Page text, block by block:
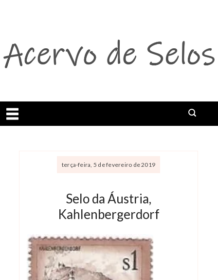
Abrir menu
terça-feira, 5 de fevereiro de 2019
Selo da Áustria,
Kahlenbergerdorf